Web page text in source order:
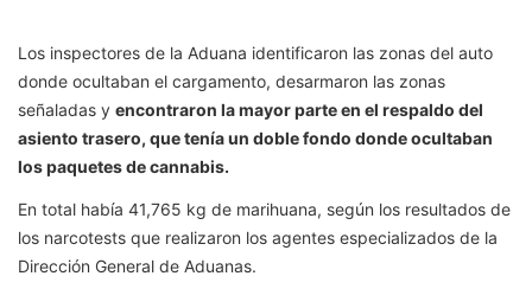
Los inspectores de la Aduana identificaron las zonas del auto
donde ocultaban el cargamento, desarmaron las zonas
señaladas y encontraron la mayor parte en el respaldo del
asiento trasero, que tenía un doble fondo donde ocultaban
los paquetes de cannabis.
En total había 41,765 kg de marihuana, según los resultados de
los narcotests que realizaron los agentes especializados de la
Dirección General de Aduanas.